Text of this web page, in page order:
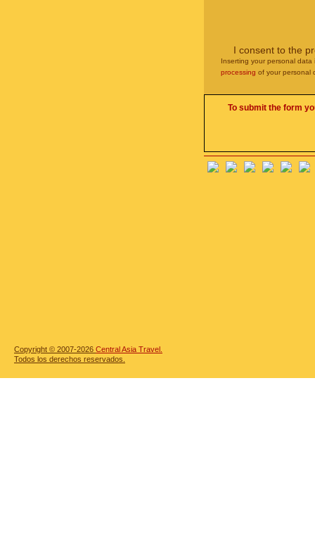
I consent to the
Inserting your personal
processing of your personal
To submit the form
Copyright © 2007-2026 Central Asia Travel.
Todos los derechos reservados.